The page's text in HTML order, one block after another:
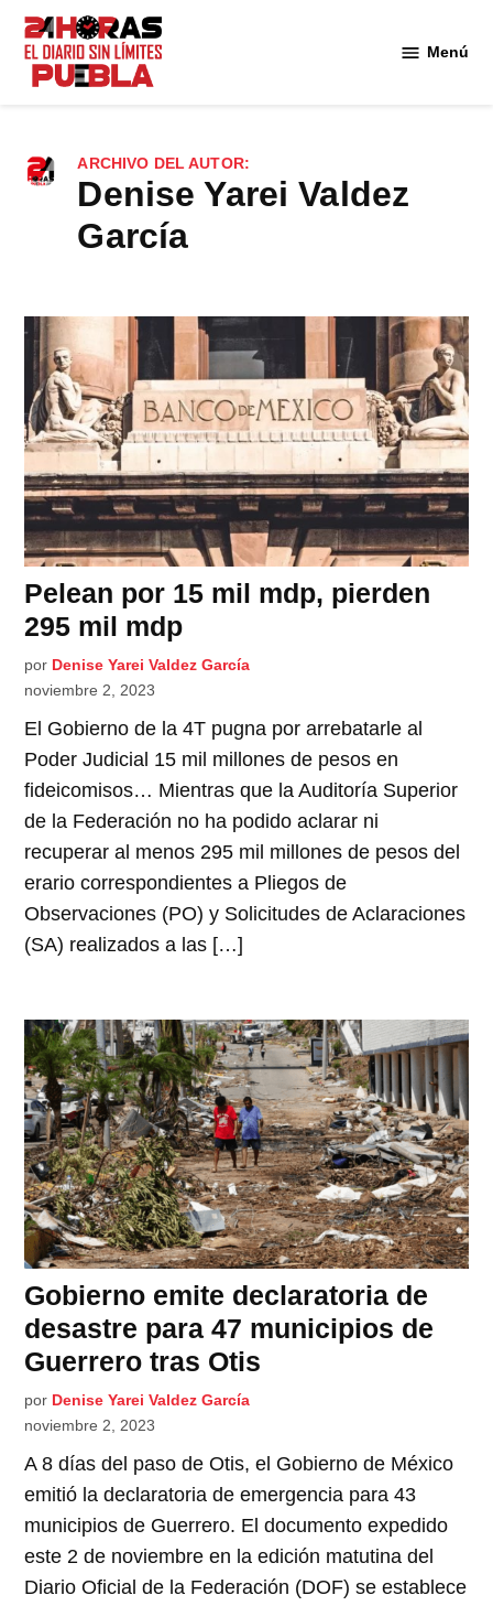
Saltar
contenido
Menú
ARCHIVO DEL AUTOR:
Denise Yarei Valdez
García
Pelean por 15 mil mdp, pierden
295 mil mdp
por Denise Yarei Valdez García
noviembre 2, 2023
El Gobierno de la 4T pugna por arrebatarle al
Poder Judicial 15 mil millones de pesos en
fideicomisos… Mientras que la Auditoría Superior
de la Federación no ha podido aclarar ni
recuperar al menos 295 mil millones de pesos del
erario correspondientes a Pliegos de
Observaciones (PO) y Solicitudes de Aclaraciones
(SA) realizados a las […]
Gobierno emite declaratoria de
desastre para 47 municipios de
Guerrero tras Otis
por Denise Yarei Valdez García
noviembre 2, 2023
A 8 días del paso de Otis, el Gobierno de México
emitió la declaratoria de emergencia para 43
municipios de Guerrero. El documento expedido
este 2 de noviembre en la edición matutina del
Diario Oficial de la Federación (DOF) se establece